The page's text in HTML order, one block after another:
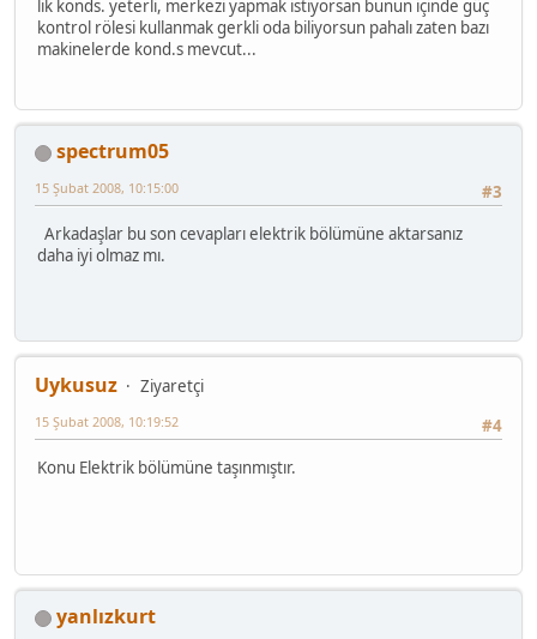
lik konds. yeterli, merkezi yapmak istiyorsan bunun içinde güç
kontrol rölesi kullanmak gerkli oda biliyorsun pahalı zaten bazı
makinelerde kond.s mevcut...
spectrum05
#3
15 Şubat 2008, 10:15:00
Arkadaşlar bu son cevapları elektrik bölümüne aktarsanız
daha iyi olmaz mı.
Uykusuz
Ziyaretçi
#4
15 Şubat 2008, 10:19:52
Konu Elektrik bölümüne taşınmıştır.
yanlızkurt